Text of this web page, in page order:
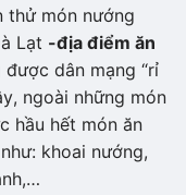
thử món nướng
Lạt -địa điểm ăn
dân mạng “rỉ
ngoài những món
hầu hết món ăn
khoai nướng,